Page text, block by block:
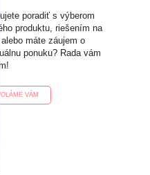
poradiť s výberom
produktu, riešením na
máte záujem o
ponuku? Rada vám
VÁM